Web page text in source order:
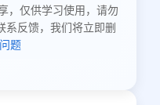
，仅供学习使用，请勿
系反馈，我们将立即删
题